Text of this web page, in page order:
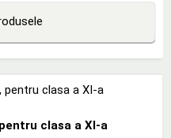
clasa a XI-a